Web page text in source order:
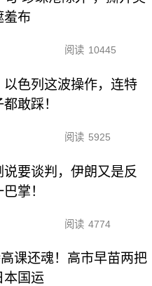
羞布
阅读 10445
以色列这波操作，连特
敢踩！
阅读 5925
说要谈判，伊朗又是反
掌！
阅读 4774
课还魂！高市早苗两把
本国运